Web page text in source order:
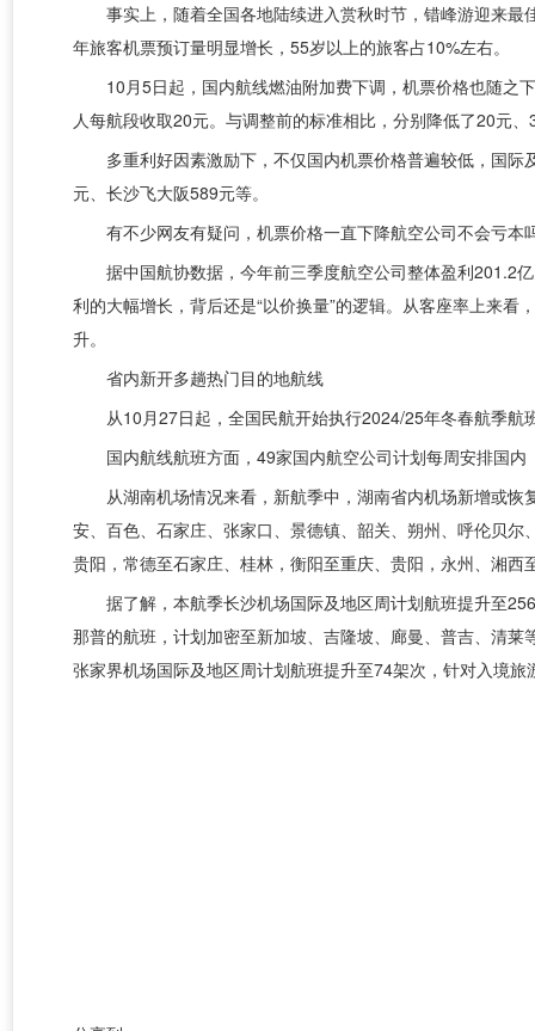
事实上，随着全国各地陆续进入赏秋时节，错峰游迎来
年旅客机票预订量明显增长，55岁以上的旅客占10%左右。
10月5日起，国内航线燃油附加费下调，机票价格也随之
人每航段收取20元。与调整前的标准相比，分别降低了20元、
多重利好因素激励下，不仅国内机票价格普遍较低，国
元、长沙飞大阪589元等。
有不少网友有疑问，机票价格一直下降航空公司不会亏
据中国航协数据，今年前三季度航空公司整体盈利201.2
利的大幅增长，背后还是“以价换量”的逻辑。从客座率上来
升。
省内新开多趟热门目的地航线
从10月27日起，全国民航开始执行2024/25年冬春航季
国内航线航班方面，49家国内航空公司计划每周安排国
从湖南机场情况来看，新航季中，湖南省内机场新增或
安、百色、石家庄、张家口、景德镇、韶关、朔州、呼伦贝
贵阳，常德至石家庄、桂林，衡阳至重庆、贵阳，永州、湘
据了解，本航季长沙机场国际及地区周计划航班提升至
那普的航班，计划加密至新加坡、吉隆坡、廊曼、普吉、清
张家界机场国际及地区周计划航班提升至74架次，针对入境